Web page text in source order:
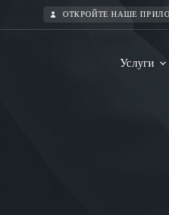
ОТКРОЙТЕ НАШЕ
Услуги